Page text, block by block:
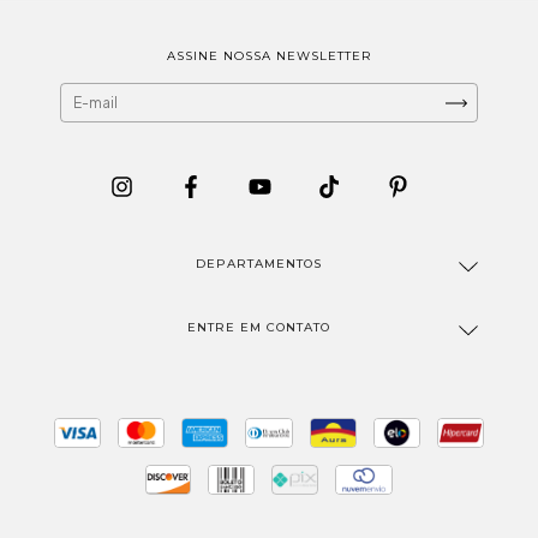
ASSINE NOSSA NEWSLETTER
DEPARTAMENTOS
ENTRE EM CONTATO